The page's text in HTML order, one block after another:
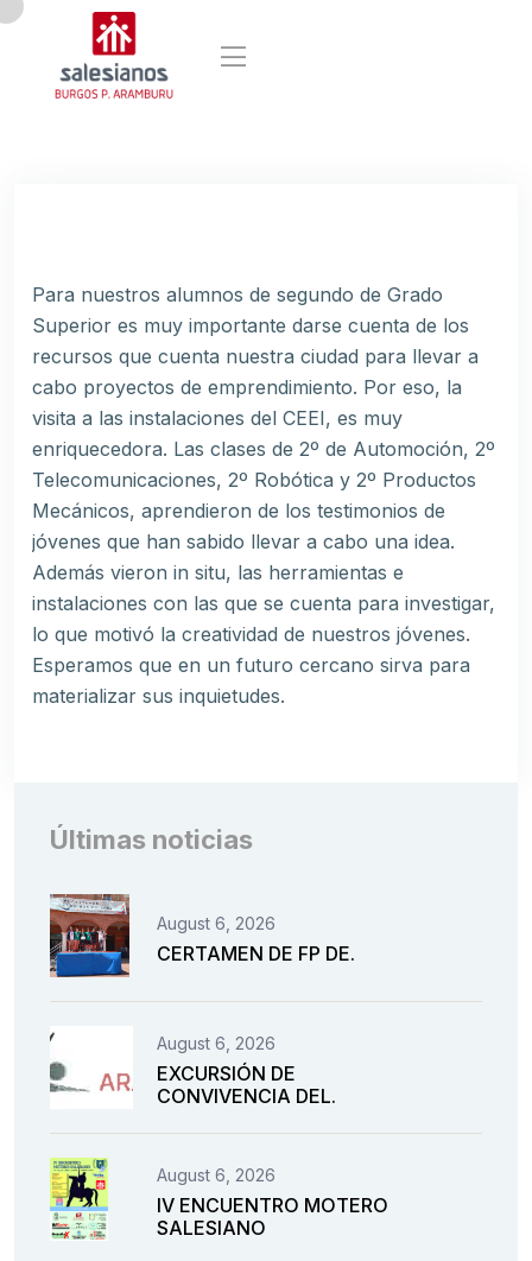
Para nuestros alumnos de segundo de Grado
Superior es muy importante darse cuenta de los
recursos que cuenta nuestra ciudad para llevar a
cabo proyectos de emprendimiento. Por eso, la
visita a las instalaciones del CEEI, es muy
enriquecedora. Las clases de 2º de Automoción, 2º
Telecomunicaciones, 2º Robótica y 2º Productos
Mecánicos, aprendieron de los testimonios de
jóvenes que han sabido llevar a cabo una idea.
Además vieron in situ, las herramientas e
instalaciones con las que se cuenta para investigar,
lo que motivó la creatividad de nuestros jóvenes.
Esperamos que en un futuro cercano sirva para
materializar sus inquietudes.
Últimas noticias
August 6, 2026
CERTAMEN DE FP DE.
August 6, 2026
EXCURSIÓN DE
CONVIVENCIA DEL.
August 6, 2026
IV ENCUENTRO MOTERO
SALESIANO